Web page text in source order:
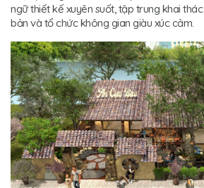
ngữ thiết kế xuyên suốt, tập trung khai
bản và tổ chức không gian giàu xúc cảm.